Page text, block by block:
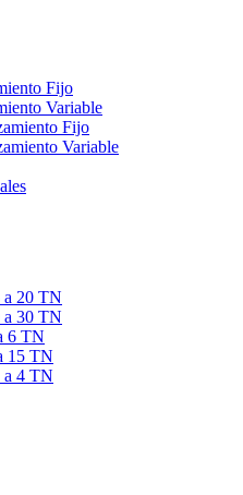
Fijo
Variable
Fijo
Variable
a 20 TN
a 30 TN
6 TN
15 TN
a 4 TN